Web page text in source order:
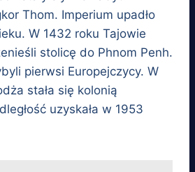
Thom. Imperium upadło
W 1432 roku Tajowie
stolicę do Phnom Penh.
pierwsi Europejczycy. W
stała się kolonią
uzyskała w 1953